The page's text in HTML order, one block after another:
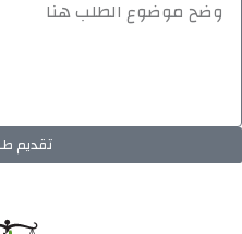
تقديم